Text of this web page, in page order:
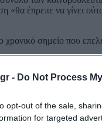
- Do Not Process
opt-out of the sale,
for targeted
«θα έπρεπε να γίνει
χρονικό σημείο που
επικεφαλής
για τη